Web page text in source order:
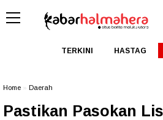
TERKINI HASTAG
Home Daerah
Pastikan Pasokan